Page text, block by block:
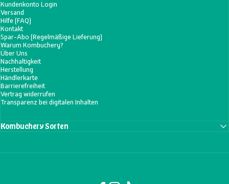
Kundenkonto Login
Versand
Hilfe (FAQ)
Kontakt
Spar-Abo (Regelmäßige Lieferung)
Warum Kombuchery?
Über Uns
Nachhaltigkeit
Herstellung
Händlerkarte
Barrierefreiheit
Vertrag widerrufen
Transparenz bei digitalen Inhalten
Kombuchery Sorten